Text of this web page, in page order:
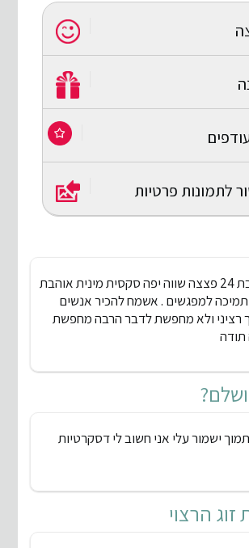
לתמונות פרטיות
היי אני מאיה בת 24 פצצה שווה יפה סקסית מינית אוהבת
למפגשים . אשמח להכיר אנשים
רציני ולא מחפשת לדבר הרבה מחפשת
תודה
ישמור עלי אני חשוב לי דסקרטיות
הרצוי